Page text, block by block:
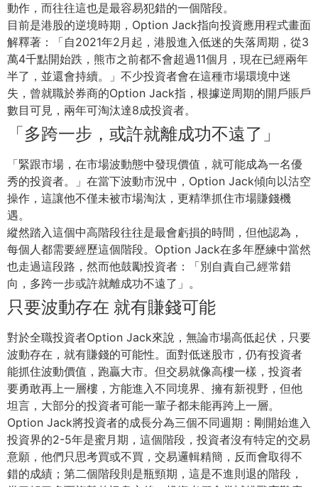
動作， 而往往這也是最容易犯錯的一個階段。
目前是港股的逆境時期，Option Jack指向投資應用程式畫面
解釋著：「自2021年2月起， 港股進入低迷的失落周期，從3
萬4千點開始跌， 熊市之前都不會超過11個月，現在已經兩年
半了，並還會持續。」 不少投資者會在這種市場環境中迷
失，曾就職於券商的Option Jack指，根據逆周期的開戶賬戶
數目可見， 兩年可淘汰達8成投資者。
「多跨一步，或許就離成功不遠了」
「緊跟市場，在市場波動態中發現價值， 就可能成為一名優
秀的投資者。」在當下波動市況中，Option Jack傾向以沽空
操作，這讓他不僅未被市場淘汰， 更精準抓住市場賺錢機
遇。
縱然踏入這個中高階段往往是最會虧損的時間，但他認為，
每個人都需要經歷這個階段。Option Jack在多年歷練中當然
也走過這段路，然而他鼓勵投資者：「別自責自己經常錯
向，多跨一步或許就離成功不遠了」。
只要波動存在 就有賺錢可能
對於全職投資者Option Jack來說，無論市場高低起伏，只要
波動存在， 就有賺錢的可能性。面對低迷股市，仍有投資者
能抓住波動價值， 跑贏大市。但交易就像高樓一樣，投資者
要勇敢再上一層樓， 方能進入不同境界、擁有新視野，但他
坦言， 大部分的投資者可能一輩子都未能再跨上一層。
Option Jack將投資者的成長分為三個不同週期： 剛開始進入
投資界的2-5年是蜜月期，這個階段， 投資者沒有特定的交易
意願，他們只思考買或不買，交易邏輯精簡， 反而會取得不
錯的成績；第二個階段則是瓶頸期， 這是不進則退的階段，